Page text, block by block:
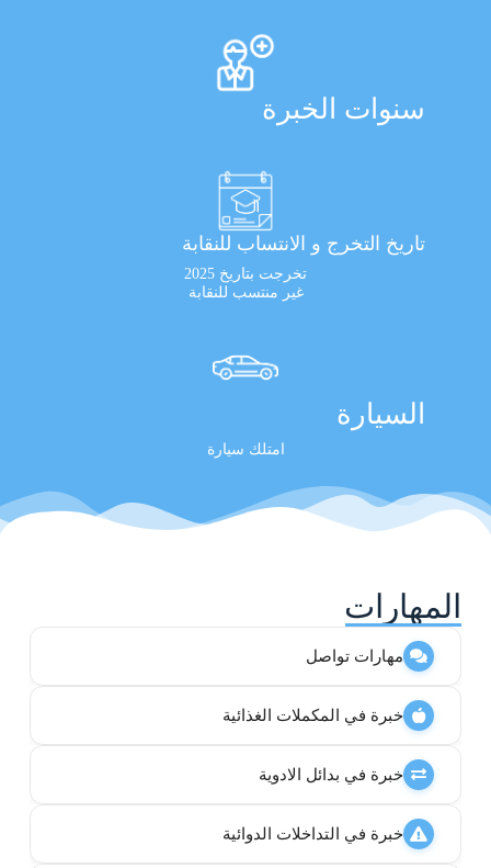
سنوات الخبرة
تاريخ التخرج و الانتساب للنقابة
تخرجت بتاريخ 2025
غير منتسب للنقابة
السيارة
امتلك سيارة
المهارات
مهارات تواصل
خبرة في المكملات الغذائية
خبرة في بدائل الادوية
خبرة في التداخلات الدوائية